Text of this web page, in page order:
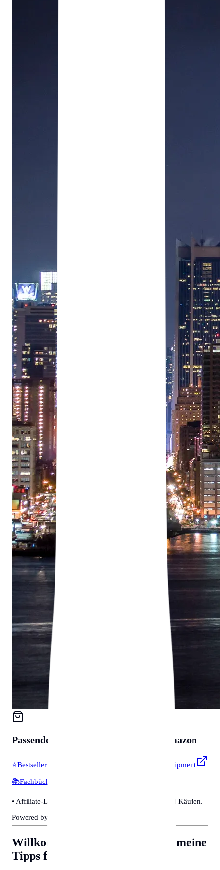
Passendes für auf Amazon
⭐Bestseller & Favoriten
Profi-Werkzeug & Equipment
📚Fachbücher & Guides
• Affiliate-Link: Wir erhalten eine kleine Provision bei Käufen.
Powered by Amazon 🛒
Willkommen in Düsseldorf
Allgemeine
Tipps für Behördengänge